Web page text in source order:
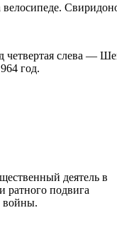
слева —
год.
деятель в
ратного подвига
войны.